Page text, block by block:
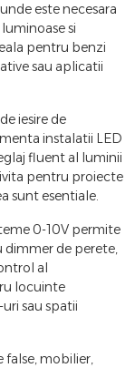
este necesara
si
pentru benzi
sau aplicatii
iesire de
instalatii LED
fluent al luminii
pentru proiecte
sunt esentiale.
0-10V permite
dimmer de perete,
al
locuinte
sau spatii
false, mobilier,